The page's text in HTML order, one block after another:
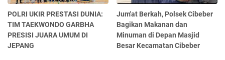
POLRI UKIR PRESTASI DUNIA:
TIM TAEKWONDO GARBHA
PRESISI JUARA UMUM DI
JEPANG
Jum'at Berkah, Polsek Cibeber
Bagikan Makanan dan
Minuman di Depan Masjid
Besar Kecamatan Cibeber